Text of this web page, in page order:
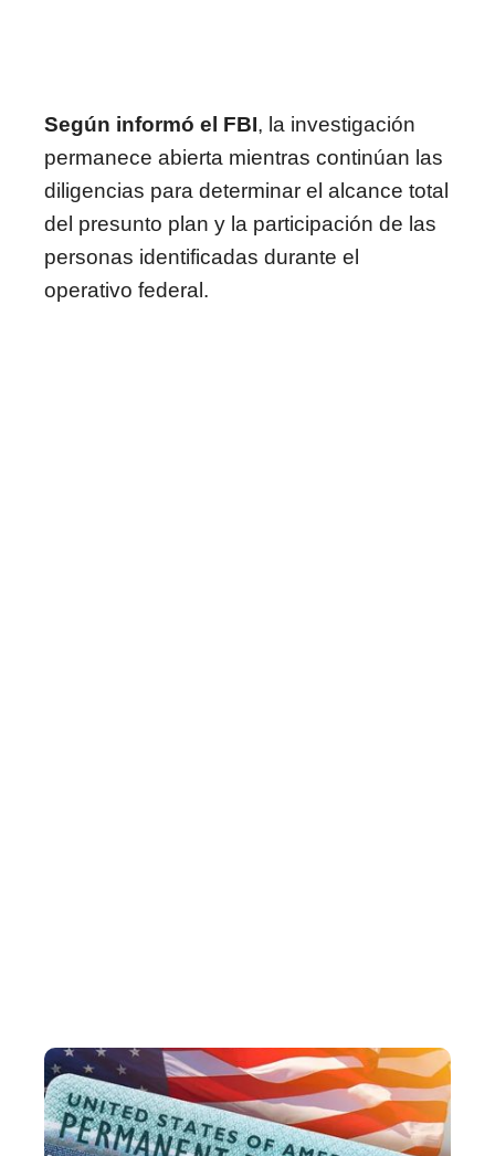
Según informó el FBI, la investigación
permanece abierta mientras continúan las
diligencias para determinar el alcance total
del presunto plan y la participación de las
personas identificadas durante el
operativo federal.